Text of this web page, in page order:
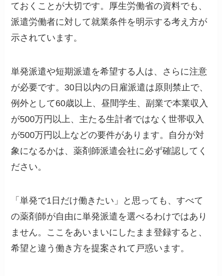
ておくことが大切です。厚生労働省の資料でも、
派遣労働者に対して就業条件を明示する考え方が
示されています。
単発派遣や短期派遣を希望する人は、さらに注意
が必要です。30日以内の日雇派遣は原則禁止で、
例外として60歳以上、昼間学生、副業で本業収入
が500万円以上、主たる生計者ではなく世帯収入
が500万円以上などの要件があります。自分が対
象になるかは、薬剤師派遣会社に必ず確認してく
ださい。
「単発で1日だけ働きたい」と思っても、すべて
の薬剤師が自由に単発派遣を選べるわけではあり
ません。ここをあいまいにしたまま登録すると、
希望と違う働き方を提案されて戸惑います。